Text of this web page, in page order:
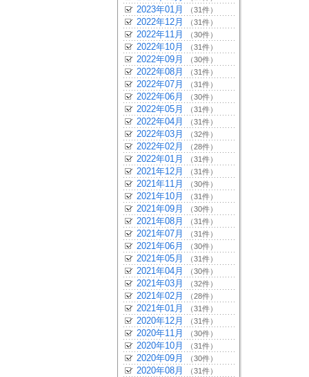
2023年01月 （31件）
2022年12月 （31件）
2022年11月 （30件）
2022年10月 （31件）
2022年09月 （30件）
2022年08月 （31件）
2022年07月 （31件）
2022年06月 （30件）
2022年05月 （31件）
2022年04月 （31件）
2022年03月 （32件）
2022年02月 （28件）
2022年01月 （31件）
2021年12月 （31件）
2021年11月 （30件）
2021年10月 （31件）
2021年09月 （30件）
2021年08月 （31件）
2021年07月 （31件）
2021年06月 （30件）
2021年05月 （31件）
2021年04月 （30件）
2021年03月 （32件）
2021年02月 （28件）
2021年01月 （31件）
2020年12月 （31件）
2020年11月 （30件）
2020年10月 （31件）
2020年09月 （30件）
2020年08月 （31件）